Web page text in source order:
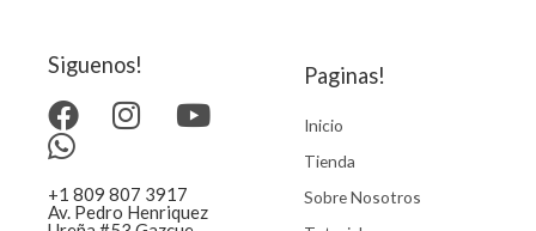
Siguenos!
+1 809 807 3917
Av. Pedro Henriquez
Paginas!
Inicio
Tienda
Sobre Nosotros